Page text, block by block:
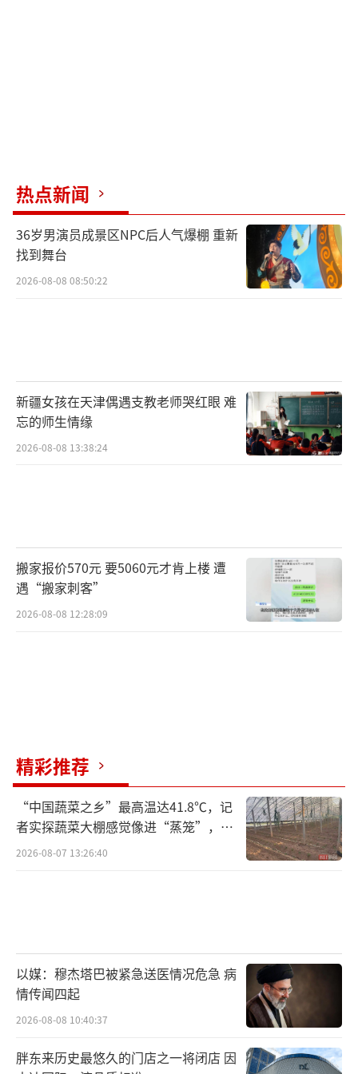
热点新闻
36岁男演员成景区NPC后人气爆棚 重新
找到舞台
2026-08-08 08:50:22
新疆女孩在天津偶遇支教老师哭红眼 难
忘的师生情缘
2026-08-08 13:38:24
搬家报价570元 要5060元才肯上楼 遭
遇“搬家刺客”
2026-08-08 12:28:09
精彩推荐
“中国蔬菜之乡”最高温达41.8℃，记
者实探蔬菜大棚感觉像进“蒸笼”，有
村民称只能凌晨两点起来干活
2026-08-07 13:26:40
以媒：穆杰塔巴被紧急送医情况危急 病
情传闻四起
2026-08-08 10:40:37
胖东来历史最悠久的门店之一将闭店 因